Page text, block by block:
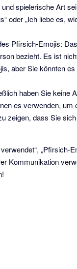
spielerische Art
oder „Ich liebe es,
Pfirsich-Emojis:
bezieht. Es ist
aber Sie könnten
haben Sie keine
es verwenden, um
zeigen, dass Sie
„Pfirsich-
Kommunikation